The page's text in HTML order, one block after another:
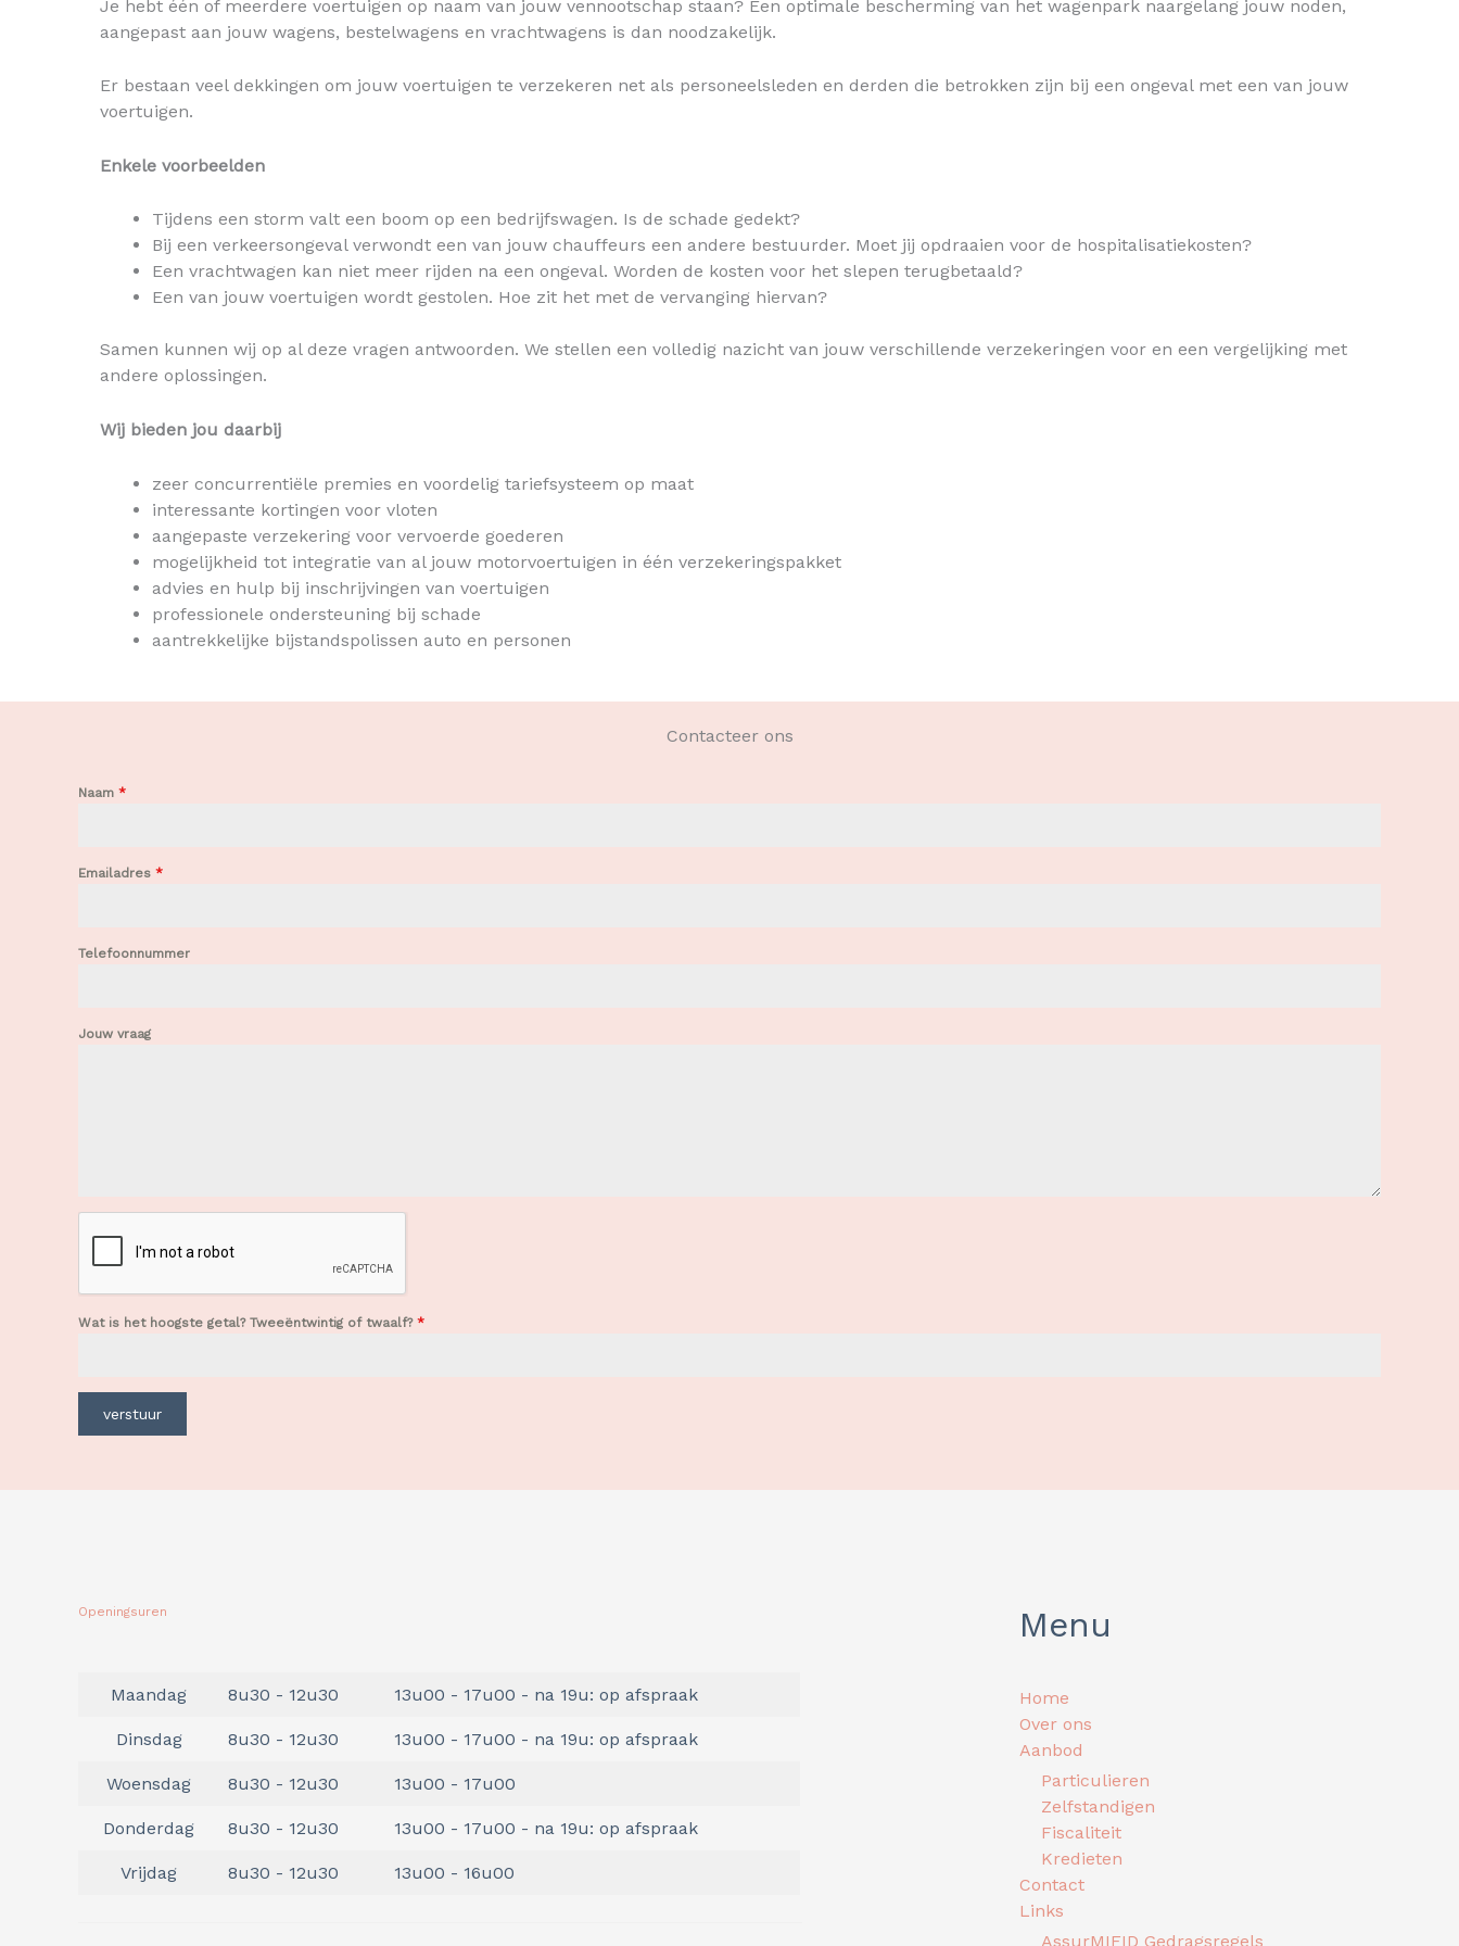
Je hebt één of meerdere voertuigen op naam van jouw vennootschap staan? Een optimale bescherming van het wagenpark naargelang jouw noden,
aangepast aan jouw wagens, bestelwagens en vrachtwagens is dan noodzakelijk.
Er bestaan veel dekkingen om jouw voertuigen te verzekeren net als personeelsleden en derden die betrokken zijn bij een ongeval met een van jouw
voertuigen.
Enkele voorbeelden
Tijdens een storm valt een boom op een bedrijfswagen. Is de schade gedekt?
Bij een verkeersongeval verwondt een van jouw chauffeurs een andere bestuurder. Moet jij opdraaien voor de hospitalisatiekosten?
Een vrachtwagen kan niet meer rijden na een ongeval. Worden de kosten voor het slepen terugbetaald?
Een van jouw voertuigen wordt gestolen. Hoe zit het met de vervanging hiervan?
Samen kunnen wij op al deze vragen antwoorden. We stellen een volledig nazicht van jouw verschillende verzekeringen voor en een vergelijking met
andere oplossingen.
Wij bieden jou daarbij
zeer concurrentiële premies en voordelig tariefsysteem op maat
interessante kortingen voor vloten
aangepaste verzekering voor vervoerde goederen
mogelijkheid tot integratie van al jouw motorvoertuigen in één verzekeringspakket
advies en hulp bij inschrijvingen van voertuigen
professionele ondersteuning bij schade
aantrekkelijke bijstandspolissen auto en personen
Contacteer ons
Naam *
Emailadres *
Telefoonnummer
Jouw vraag
Wat is het hoogste getal? Tweeëntwintig of twaalf? *
verstuur
Openingsuren
Maandag 8u30 - 12u30 13u00 - 17u00 - na 19u: op afspraak
Dinsdag 8u30 - 12u30 13u00 - 17u00 - na 19u: op afspraak
Woensdag 8u30 - 12u30 13u00 - 17u00
Donderdag 8u30 - 12u30 13u00 - 17u00 - na 19u: op afspraak
Vrijdag 8u30 - 12u30 13u00 - 16u00
Menu
Home
Over ons
Aanbod
Particulieren
Zelfstandigen
Fiscaliteit
Kredieten
Contact
Links
AssurMIFID Gedragsregels